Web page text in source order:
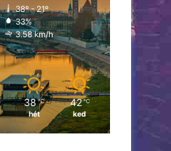
38º - 21º
33%
3.58 km/h
38 ℃
hét
42 ℃
ked